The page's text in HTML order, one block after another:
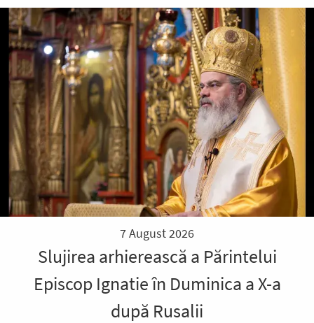
7 August 2026
Slujirea arhierească a Părintelui
Episcop Ignatie în Duminica a X-a
după Rusalii